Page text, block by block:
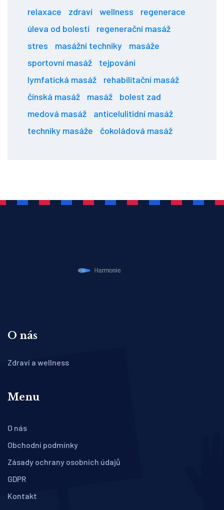
relaxace zdraví wellness
regenerace
úleva od bolesti
regenerační masáž
stres
masážní techniky
masáže
sportovní masáž
tejpování
lymfatická masáž
rehabilitační masáž
čínská masáž
masáž
bolest zad
medová masáž
anticelulitidní masáž
techniky masáže
čokoládová masáž
O nás
Zdraví a wellness
Menu
O nás
Obchodní podmínky
Zásady ochrany osobních údajů
GDPR
Kontakt